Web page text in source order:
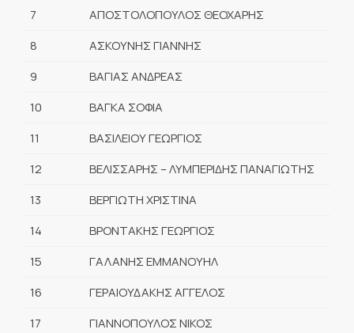
7
ΑΠΟΣΤΟΛΟΠΟΥΛΟΣ ΘΕΟΧΑΡΗΣ
8
ΑΣΚΟΥΝΗΣ ΓΙΑΝΝΗΣ
9
ΒΑΓΙΑΣ ΑΝΔΡΕΑΣ
10
ΒΑΓΚΑ ΣΟΦΙΑ
11
ΒΑΣΙΛΕΙΟΥ ΓΕΩΡΓΙΟΣ
12
ΒΕΛΙΣΣΑΡΗΣ – ΛΥΜΠΕΡΙΔΗΣ ΠΑΝΑΓΙΩΤΗΣ
13
ΒΕΡΓΙΩΤΗ ΧΡΙΣΤΙΝΑ
14
ΒΡΟΝΤΑΚΗΣ ΓΕΩΡΓΙΟΣ
15
ΓΑΛΑΝΗΣ ΕΜΜΑΝΟΥΗΛ
16
ΓΕΡΑIΟΥΔΑΚΗΣ ΑΓΓΕΛΟΣ
17
ΓΙΑΝΝΟΠΟΥΛΟΣ ΝΙΚΟΣ